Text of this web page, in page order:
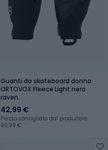
Guanti da skateboard donna
ORTOVOX Fleece Light nero
raven
42,99 €
Prezzo consigliato dal produttore:
69,99 €